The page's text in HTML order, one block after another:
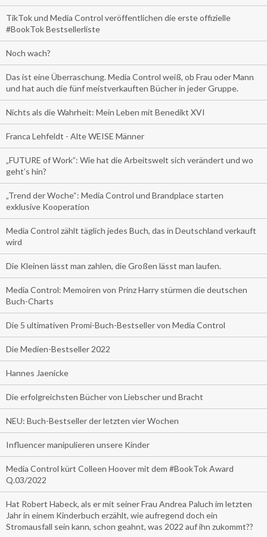
TikTok und Media Control veröffentlichen die erste offizielle
#BookTok Bestsellerliste
Noch wach?
Das ist eine Überraschung. Media Control weiß, ob Frau oder Mann
und hat auch die fünf meistverkauften Bücher in jeder Gruppe.
Nichts als die Wahrheit: Mein Leben mit Benedikt XVI
Franca Lehfeldt - Alte WEISE Männer
„FUTURE of Work”: Wie hat die Arbeitswelt sich verändert und wo
geht’s hin?
„Trend der Woche“: Media Control und Brandplace starten
exklusive Kooperation
Media Control zählt täglich jedes Buch, das in Deutschland verkauft
wird
Die Kleinen lässt man zahlen, die Großen lässt man laufen.
Media Control: Memoiren von Prinz Harry stürmen die deutschen
Buch-Charts
Die 5 ultimativen Promi-Buch-Bestseller von Media Control
Die Medien-Bestseller 2022
Hannes Jaenicke
Die erfolgreichsten Bücher von Liebscher und Bracht
NEU: Buch-Bestseller der letzten vier Wochen
Influencer manipulieren unsere Kinder
Media Control kürt Colleen Hoover mit dem #BookTok Award
Q.03/2022
Hat Robert Habeck, als er mit seiner Frau Andrea Paluch im letzten
Jahr in einem Kinderbuch erzählt, wie aufregend doch ein
Stromausfall sein kann, schon geahnt, was 2022 auf ihn zukommt??